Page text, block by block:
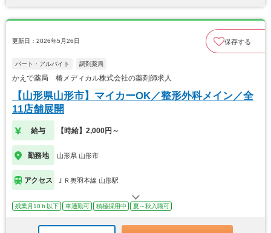
更新日：2026年5月26日 保存する
パート・アルバイト 調剤薬局
かえで薬局 椿メディカル株式会社の薬剤師求人
【山形県山形市】マイカーOK／整形外科メイン／全
11店舗展開
給与 【時給】2,000円～
勤務地 山形県 山形市
アクセス ＪＲ奥羽本線 山形駅
残業月10ｈ以下 車通勤可 積極採用中 夏～秋入職可